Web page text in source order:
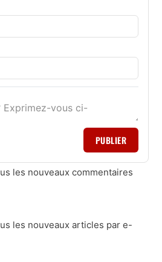
PUBLIER
les nouveaux commentaires
les nouveaux articles par e-